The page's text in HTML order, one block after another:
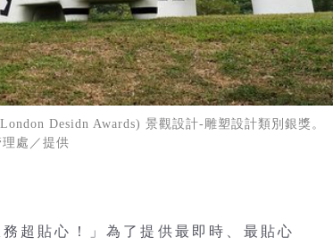
Desidn Awards) 景觀設計-雕塑設計類別銀獎。
處／提供
超貼心！」為了提供最即時、最貼心